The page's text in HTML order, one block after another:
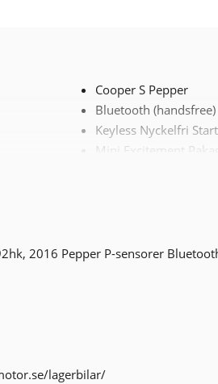
Cooper S Pepper
Bluetooth (handsfree)
Keyless Nyckelfri Start
Mini Excitement
Sportratt
2016 Pepper P-sensorer
lagerbilar/